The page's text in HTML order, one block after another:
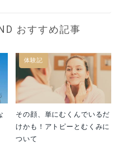
おすすめ記事
体験記
その顔、単にむくんでいるだ
けかも！アトピーとむくみに
ついて